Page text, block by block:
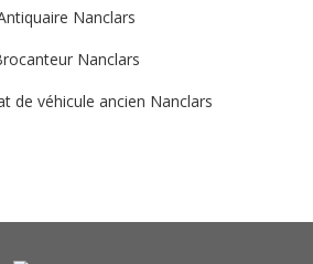
Nanclars
Nanclars
de véhicule ancien Nanclars